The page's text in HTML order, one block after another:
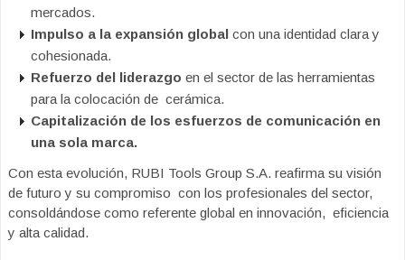
mercados.
Impulso a la expansión global con una identidad clara y
cohesionada.
Refuerzo del liderazgo en el sector de las herramientas
para la colocación de cerámica.
Capitalización de los esfuerzos de comunicación en
una sola marca.
Con esta evolución, RUBI Tools Group S.A. reafirma su visión
de futuro y su compromiso con los profesionales del sector,
consoldándose como referente global en innovación, eficiencia
y alta calidad.